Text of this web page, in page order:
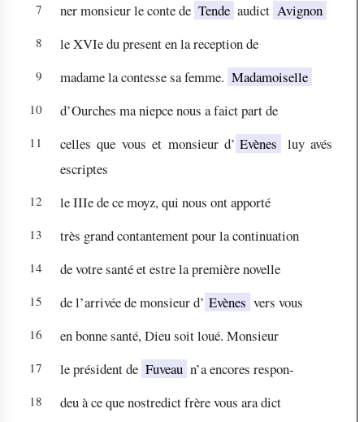
7 ner monsieur le conte de Tende audict Avignon
8 le XVIe du present en la reception de
9 madame la contesse sa femme. Madamoiselle
10 d’Ourches ma niepce nous a faict part de
11 celles que vous et monsieur d’ Evènes
luy avés
escriptes
12 le IIIe de ce moyz, qui nous ont apporté
13 très grand contantement pour la continuation
14 de votre santé et estre la première novelle
15 de l’arrivée de monsieur d’ Evènes vers vous
16 en bonne santé, Dieu soit loué. Monsieur
17 le président de Fuveau n’a encores respon-
18 deu à ce que nostredict frère vous ara dict